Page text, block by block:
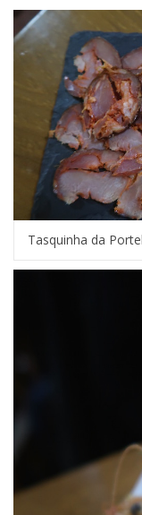
Tasquinha da